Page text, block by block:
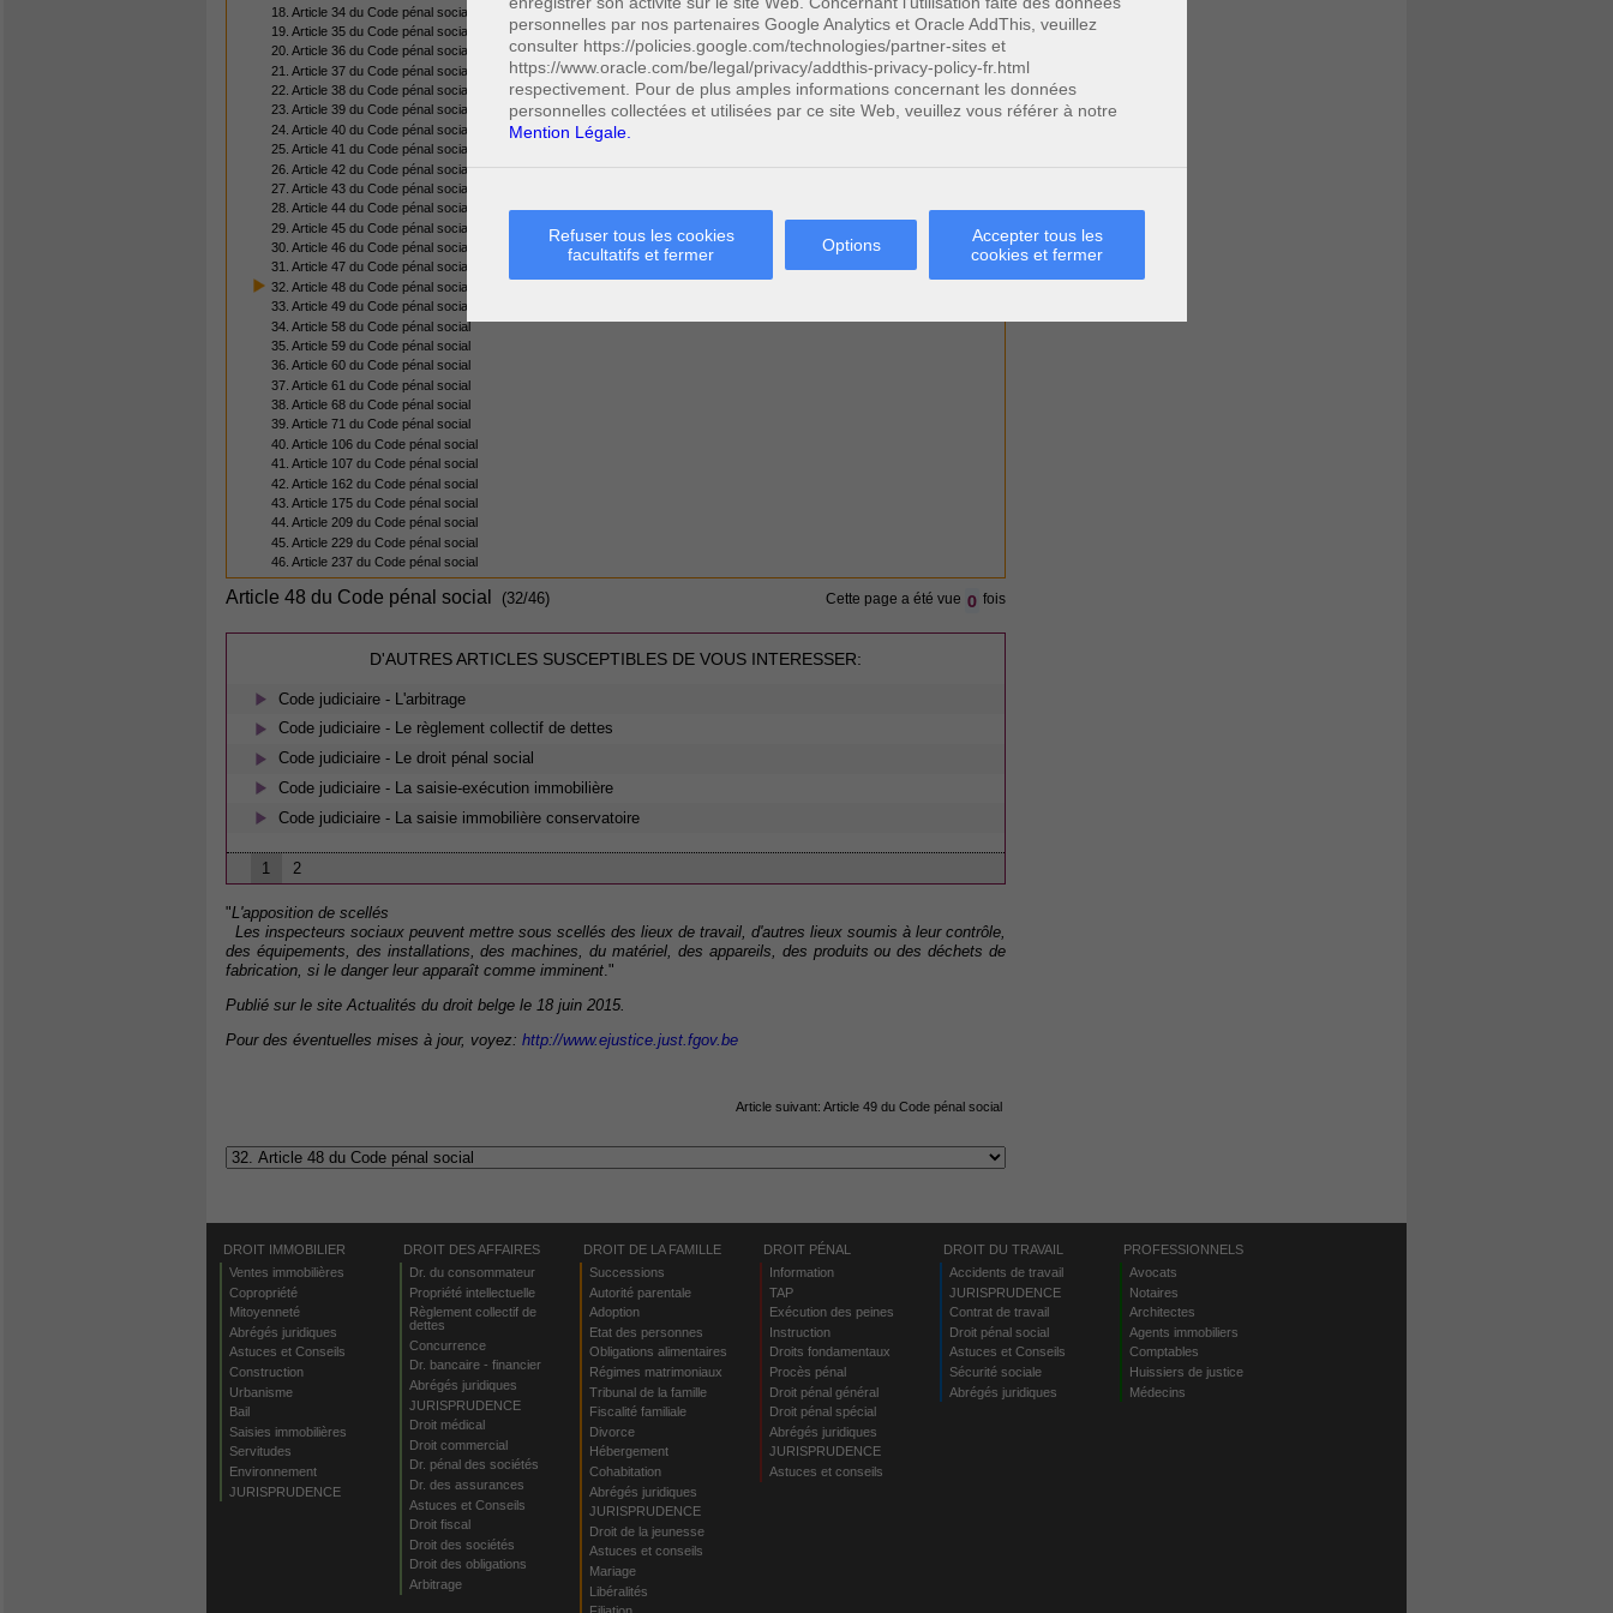
personnelles par nos partenaires Google Analytics et Oracle AddThis, veuillez
consulter https://policies.google.com/technologies/partner-sites et
https://www.oracle.com/be/legal/privacy/addthis-privacy-policy-fr.html
respectivement. Pour de plus amples informations concernant les données
personnelles collectées et utilisées par ce site Web, veuillez vous référer à notre
Mention Légale.
Refuser tous les cookies
facultatifs et fermer
Options
Accepter tous les
cookies et fermer
18. Article 34 du Code pénal social
19. Article 35 du Code pénal social
20. Article 36 du Code pénal social
21. Article 37 du Code pénal social
22. Article 38 du Code pénal social
23. Article 39 du Code pénal social
24. Article 40 du Code pénal social
25. Article 41 du Code pénal social
26. Article 42 du Code pénal social
27. Article 43 du Code pénal social
28. Article 44 du Code pénal social
29. Article 45 du Code pénal social
30. Article 46 du Code pénal social
31. Article 47 du Code pénal social
32. Article 48 du Code pénal social
33. Article 49 du Code pénal social
34. Article 58 du Code pénal social
35. Article 59 du Code pénal social
36. Article 60 du Code pénal social
37. Article 61 du Code pénal social
38. Article 68 du Code pénal social
39. Article 71 du Code pénal social
40. Article 106 du Code pénal social
41. Article 107 du Code pénal social
42. Article 162 du Code pénal social
43. Article 175 du Code pénal social
44. Article 209 du Code pénal social
45. Article 229 du Code pénal social
46. Article 237 du Code pénal social
Article 48 du Code pénal social (32/46) Cette page a été vue 0 fois
D'AUTRES ARTICLES SUSCEPTIBLES DE VOUS INTERESSER:
Code judiciaire - L'arbitrage
Code judiciaire - Le règlement collectif de dettes
Code judiciaire - Le droit pénal social
Code judiciaire - La saisie-exécution immobilière
Code judiciaire - La saisie immobilière conservatoire
1 2
"L'apposition de scellés
Les inspecteurs sociaux peuvent mettre sous scellés des lieux de travail, d'autres lieux soumis à leur contrôle,
des équipements, des installations, des machines, du matériel, des appareils, des produits ou des déchets de
fabrication, si le danger leur apparaît comme imminent."
Publié sur le site Actualités du droit belge le 18 juin 2015.
Pour des éventuelles mises à jour, voyez: http://www.ejustice.just.fgov.be
Article suivant: Article 49 du Code pénal social
DROIT IMMOBILIER
Ventes immobilières
Copropriété
Mitoyenneté
Abrégés juridiques
Astuces et Conseils
Construction
Urbanisme
Bail
Saisies immobilières
Servitudes
Environnement
JURISPRUDENCE
DROIT DES AFFAIRES
Dr. du consommateur
Propriété intellectuelle
Règlement collectif de
dettes
Concurrence
Dr. bancaire - financier
Abrégés juridiques
JURISPRUDENCE
Droit médical
Droit commercial
Dr. pénal des sociétés
Dr. des assurances
Astuces et Conseils
Droit fiscal
Droit des sociétés
Droit des obligations
Arbitrage
DROIT DE LA FAMILLE
Successions
Autorité parentale
Adoption
Etat des personnes
Obligations alimentaires
Régimes matrimoniaux
Tribunal de la famille
Fiscalité familiale
Divorce
Hébergement
Cohabitation
Abrégés juridiques
JURISPRUDENCE
Droit de la jeunesse
Astuces et conseils
Mariage
Libéralités
DROIT PÉNAL
Information
TAP
Exécution des peines
Instruction
Droits fondamentaux
Procès pénal
Droit pénal général
Droit pénal spécial
Abrégés juridiques
JURISPRUDENCE
Astuces et conseils
DROIT DU TRAVAIL
Accidents de travail
JURISPRUDENCE
Contrat de travail
Droit pénal social
Astuces et Conseils
Sécurité sociale
Abrégés juridiques
PROFESSIONNELS
Avocats
Notaires
Architectes
Agents immobiliers
Comptables
Huissiers de justice
Médecins